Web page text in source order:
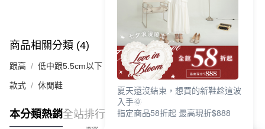
商品相關分類 (4) 查看全部
跟高 低中跟5.5cm以下
款式 休閒鞋
本分類熱銷全站排行
夏天還沒結束，想買的新鞋趁這波
入手🌞
指定商品58折起 最高現折$888